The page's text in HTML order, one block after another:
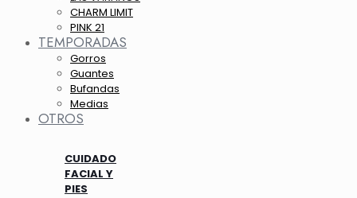
CHARM LIMIT
PINK 21
TEMPORADAS
Gorros
Guantes
Bufandas
Medias
OTROS
CUIDADO
FACIAL Y
PIES